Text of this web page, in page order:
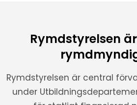
Rymdstyrelsen
Rymdstyrelsen är central
under